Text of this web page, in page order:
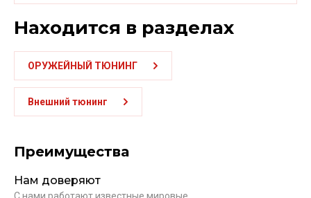
Находится в разделах
ОРУЖЕЙНЫЙ ТЮНИНГ
Внешний тюнинг
Преимущества
Нам доверяют